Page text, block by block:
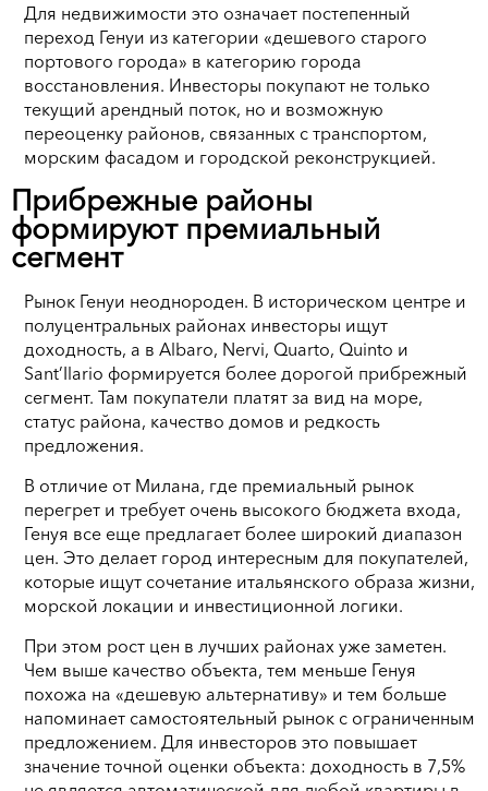
Для недвижимости это означает постепенный
переход Генуи из категории «дешевого старого
портового города» в категорию города
восстановления. Инвесторы покупают не только
текущий арендный поток, но и возможную
переоценку районов, связанных с транспортом,
морским фасадом и городской реконструкцией.
Прибрежные районы
формируют премиальный
сегмент
Рынок Генуи неоднороден. В историческом центре и
полуцентральных районах инвесторы ищут
доходность, а в Albaro, Nervi, Quarto, Quinto и
Sant’Ilario формируется более дорогой прибрежный
сегмент. Там покупатели платят за вид на море,
статус района, качество домов и редкость
предложения.
В отличие от Милана, где премиальный рынок
перегрет и требует очень высокого бюджета входа,
Генуя все еще предлагает более широкий диапазон
цен. Это делает город интересным для покупателей,
которые ищут сочетание итальянского образа жизни,
морской локации и инвестиционной логики.
При этом рост цен в лучших районах уже заметен.
Чем выше качество объекта, тем меньше Генуя
похожа на «дешевую альтернативу» и тем больше
напоминает самостоятельный рынок с ограниченным
предложением. Для инвесторов это повышает
значение точной оценки объекта: доходность в 7,5%